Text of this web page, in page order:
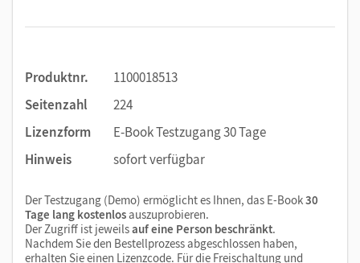
Produktnr.
1100018513
Seitenzahl
224
Lizenzform
E-Book Testzugang 30 Tage
Hinweis
sofort verfügbar
Der Testzugang (Demo) ermöglicht es Ihnen, das E-Book30
Tage lang kostenlosauszuprobieren.
Der Zugriff ist jeweilsauf eine Person beschränkt.
Nachdem Sie den Bestellprozess abgeschlossen haben,
erhalten Sie einen Lizenzcode. Für die Freischaltung und